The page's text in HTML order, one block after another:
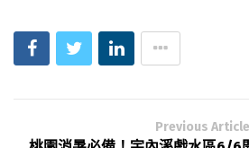
Previous Article